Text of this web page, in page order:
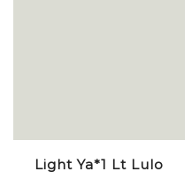
Light Ya*1 Lt Lulo